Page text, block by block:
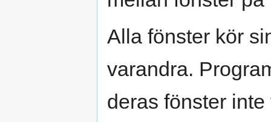
Alla fönster kör
varandra.
deras fönster